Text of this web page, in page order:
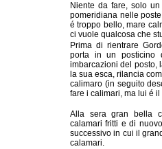
Niente da fare, solo
pomeridiana nelle
é troppo bello, mare
ci vuole qualcosa che
Prima di rientrare
porta in un posticino
imbarcazioni del posto,
la sua esca, rilancia
calimaro (in seguito
fare i calimari, ma lui é il
Alla sera gran bella
calamari fritti e di
successivo in cui il
calamari.